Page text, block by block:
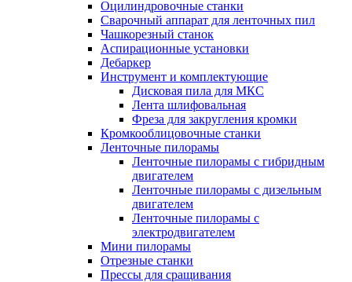
Оцилиндровочные станки
Сварочный аппарат для ленточных пил
Чашкорезный станок
Аспирационные установки
Дебаркер
Инструмент и комплектующие
Дисковая пила для МКС
Лента шлифовальная
Фреза для закругления кромки
Кромкооблицовочные станки
Ленточные пилорамы
Ленточные пилорамы с гибридным
двигателем
Ленточные пилорамы с дизельным
двигателем
Ленточные пилорамы с
электродвигателем
Мини пилорамы
Отрезные станки
Прессы для сращивания